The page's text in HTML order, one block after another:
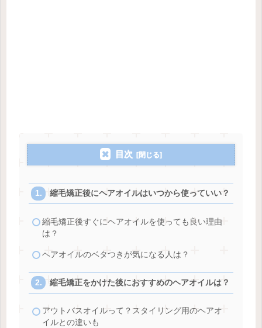
目次
縮毛矯正後にヘアオイルはいつから使っていい？
縮毛矯正後すぐにヘアオイルを使っても良い理由
は？
ヘアオイルのベタつきが気になる人は？
縮毛矯正をかけた後におすすめのヘアオイルは？
アウトバスオイルって？スタイリング用のヘアオ
イルとの違いも